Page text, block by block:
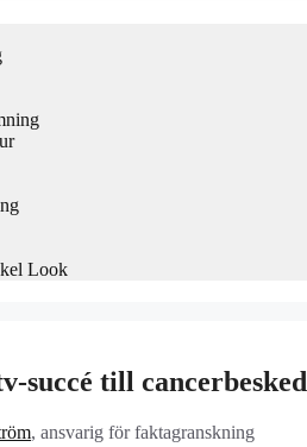
Look
succé till cancerbesked
, ansvarig för faktagranskning